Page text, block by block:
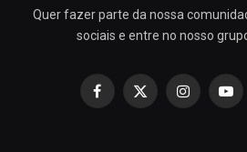
Quer fazer parte da nossa
sociais e entre no nosso
Facebook
X
Instagram